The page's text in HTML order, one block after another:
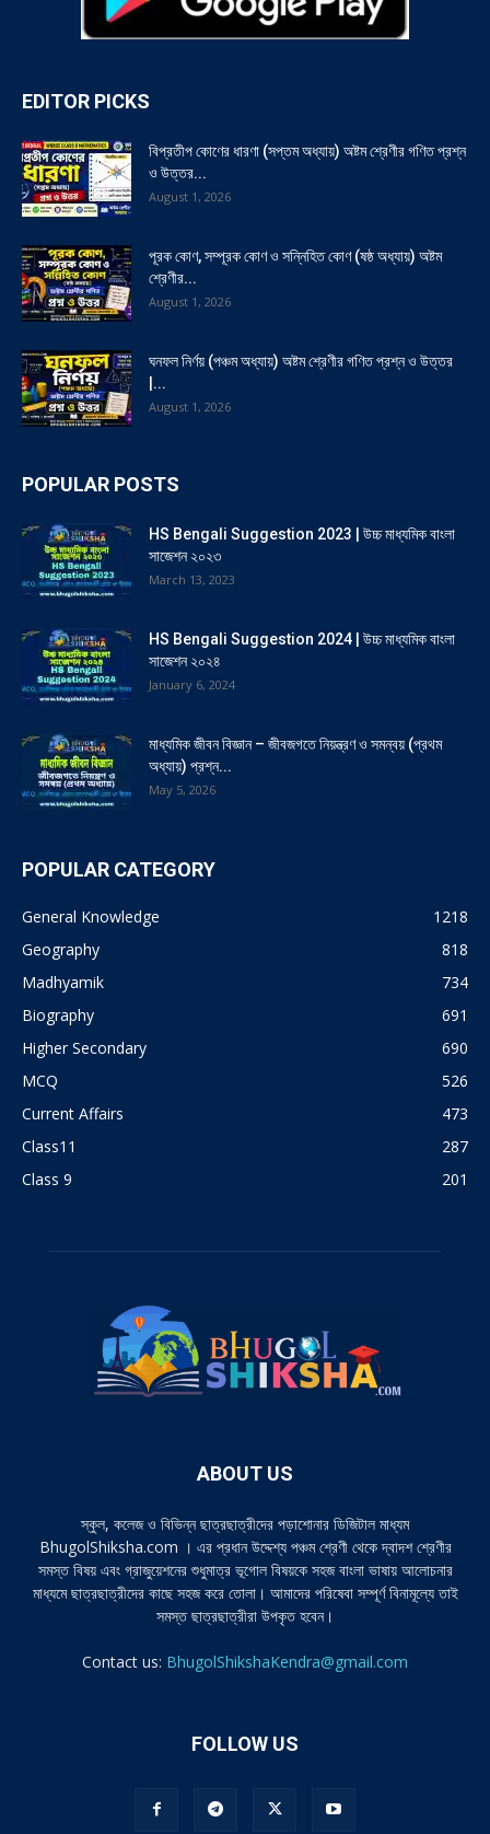
EDITOR PICKS
বিপ্রতীপ কোণের ধারণা (সপ্তম অধ্যায়) অষ্টম শ্রেণীর গণিত প্রশ্ন
ও উত্তর...
August 1, 2026
পূরক কোণ, সম্পূরক কোণ ও সন্নিহিত কোণ (ষষ্ঠ অধ্যায়) অষ্টম
শ্রেণীর...
August 1, 2026
ঘনফল নির্ণয় (পঞ্চম অধ্যায়) অষ্টম শ্রেণীর গণিত প্রশ্ন ও উত্তর
|...
August 1, 2026
POPULAR POSTS
HS Bengali Suggestion 2023 | উচ্চ মাধ্যমিক বাংলা
সাজেশন ২০২৩
March 13, 2023
HS Bengali Suggestion 2024 | উচ্চ মাধ্যমিক বাংলা
সাজেশন ২০২৪
January 6, 2024
মাধ্যমিক জীবন বিজ্ঞান – জীবজগতে নিয়ন্ত্রণ ও সমন্বয় (প্রথম
অধ্যায়) প্রশ্ন...
May 5, 2026
POPULAR CATEGORY
General Knowledge
1218
Geography
818
Madhyamik
734
Biography
691
Higher Secondary
690
MCQ
526
Current Affairs
473
Class11
287
Class 9
201
ABOUT US
স্কুল, কলেজ ও বিভিন্ন ছাত্রছাত্রীদের পড়াশোনার ডিজিটাল মাধ্যম
BhugolShiksha.com । এর প্রধান উদ্দেশ্য পঞ্চম শ্রেণী থেকে দ্বাদশ শ্রেণীর
সমস্ত বিষয় এবং গ্রাজুয়েশনের শুধুমাত্র ভূগোল বিষয়কে সহজ বাংলা ভাষায় আলোচনার
মাধ্যমে ছাত্রছাত্রীদের কাছে সহজ করে তোলা। আমাদের পরিষেবা সম্পূর্ণ বিনামূল্যে তাই
সমস্ত ছাত্রছাত্রীরা উপকৃত হবেন।
Contact us: BhugolShikshaKendra@gmail.com
FOLLOW US